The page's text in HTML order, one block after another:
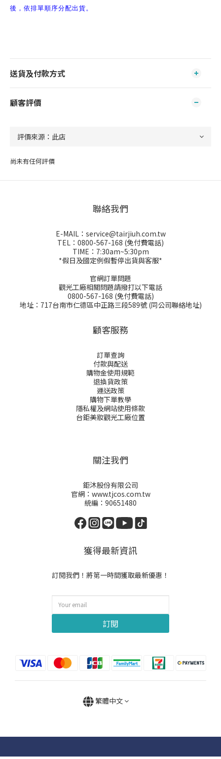
後，依排單順序分配出貨。
送貨及付款方式
顧客評價
尚未有任何評價
聯絡我們
E-MAIL：service@tairjiuh.com.tw
TEL：0800-567-168 (免付費電話)
TIME：7:30am~5:30pm
*假日及國定例假暫停出貨與客服*
官網訂單問題
觀光工廠相關問題請撥打以下電話
0800-567-168 (免付費電話)
地址：717台南市仁德區中正路三段589號 (同公司聯絡地址)
顧客服務
訂單查詢
付款與配送
購物金使用規範
退換貨政策
運送政策
購物下單教學
隱私權及網站使用條款
台鉅美妝觀光工廠位置
關注我們
鉅沐股份有限公司
官網：www.tjcos.com.tw
統編：90651480
獲得最新資訊
訂閱我們！將第一時間獲取最新優惠！
訂閱
繁體中文